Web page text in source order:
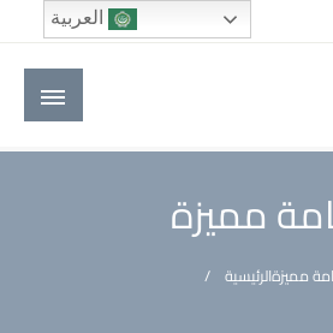
الفنادق في العالم العربي
مميزة
الرئيسيةمميزة
العربية